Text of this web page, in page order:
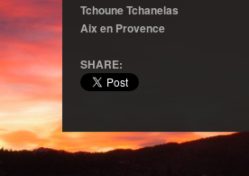
Tchoune Tchanelas
Aix en Provence
SHARE: